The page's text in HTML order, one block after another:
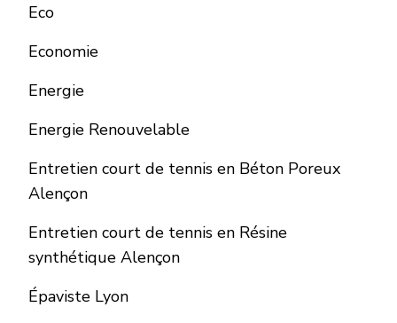
Eco
Economie
Energie
Energie Renouvelable
Entretien court de tennis en Béton Poreux
Alençon
Entretien court de tennis en Résine
synthétique Alençon
Épaviste Lyon